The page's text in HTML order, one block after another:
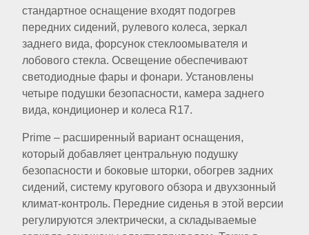
стандартное оснащение входят подогрев
передних сидений, рулевого колеса, зеркал
заднего вида, форсунок стеклоомывателя и
лобового стекла. Освещение обеспечивают
светодиодные фары и фонари. Установлены
четыре подушки безопасности, камера заднего
вида, кондиционер и колеса R17.
Prime – расширенный вариант оснащения,
который добавляет центральную подушку
безопасности и боковые шторки, обогрев задних
сидений, систему кругового обзора и двухзонный
климат-контроль. Передние сиденья в этой версии
регулируются электрически, а складываемые